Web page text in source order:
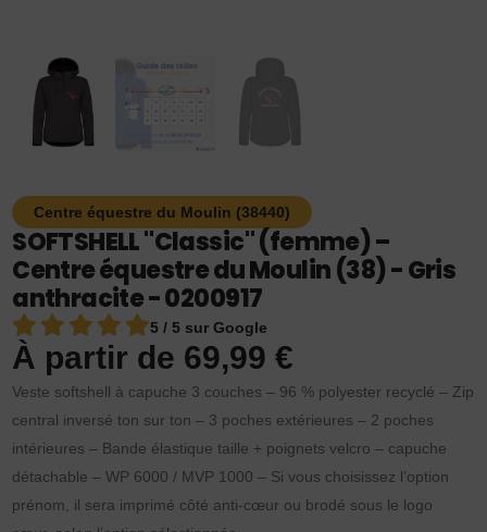
Centre équestre du Moulin (38440)
SOFTSHELL "Classic" (femme) –
Centre équestre du Moulin (38) - Gris
anthracite - 0200917
5 / 5 sur Google
À partir de 69,99€
Veste softshell à capuche 3 couches – 96 % polyester recyclé – Zip
central inversé ton sur ton – 3 poches extérieures – 2 poches
intérieures – Bande élastique taille + poignets velcro – capuche
détachable – WP 6000 / MVP 1000 – Si vous choisissez l’option
prénom, il sera imprimé côté anti-cœur ou brodé sous le logo